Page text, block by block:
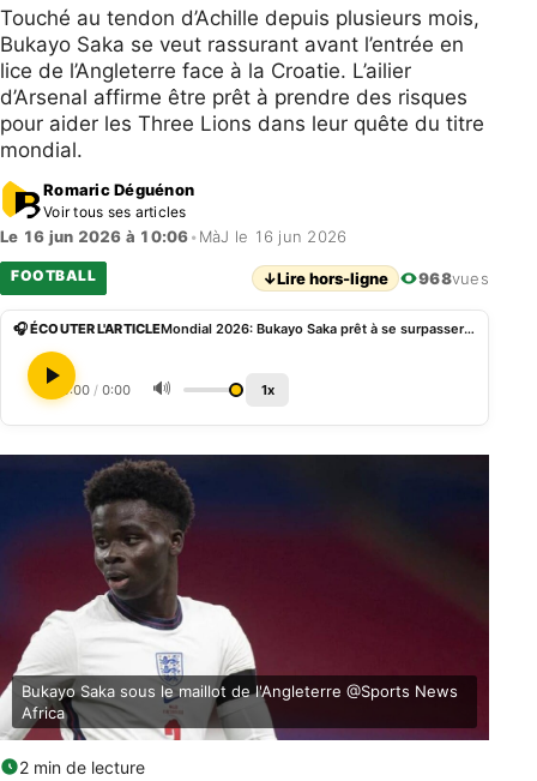
Touché au tendon d’Achille depuis plusieurs mois,
Bukayo Saka se veut rassurant avant l’entrée en
lice de l’Angleterre face à la Croatie. L’ailier
d’Arsenal affirme être prêt à prendre des risques
pour aider les Three Lions dans leur quête du titre
mondial.
Romaric Déguénon
Voir tous ses articles
Le 16 jun 2026 à 10:06• MàJ le 16 jun 2026
FOOTBALL ↓Lire hors-ligne 968vues
🎧 ÉCOUTER L'ARTICLE Mondial 2026: Bukayo Saka prêt à se surpasser malgré ses pépins physiques
0:00 / 0:00 🔊 1x
Bukayo Saka sous le maillot de l'Angleterre @Sports News
Africa
2 min de lecture